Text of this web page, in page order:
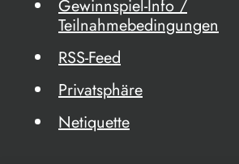
Gewinnspiel-Info /
Teilnahmebedingungen
RSS-Feed
Privatsphäre
Netiquette